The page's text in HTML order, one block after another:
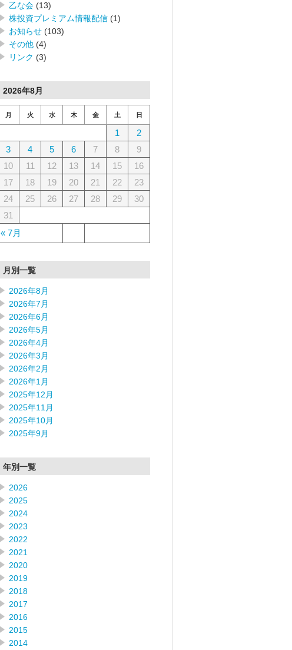
乙な会 (13)
株投資プレミアム情報配信 (1)
お知らせ (103)
その他 (4)
リンク (3)
2026年8月
月 火 水 木 金 土 日
« 7月
1
2
3
4 5 6 7 8
9
10
11 12 13 14 15
16
17
18 19 20 21 22
23
24
25 26 27 28 29
30
31
月別一覧
2026年8月
2026年7月
2026年6月
2026年5月
2026年4月
2026年3月
2026年2月
2026年1月
2025年12月
2025年11月
2025年10月
2025年9月
年別一覧
2026
2025
2024
2023
2022
2021
2020
2019
2018
2017
2016
2015
2014